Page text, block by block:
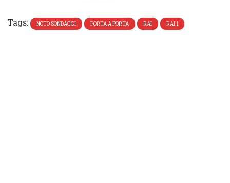
Tags: NOTO SONDAGGI PORTA A PORTA RAI RAI 1